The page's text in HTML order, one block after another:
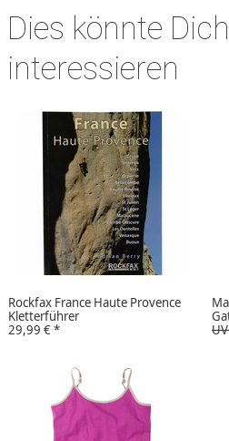
Dies könnte
interessieren
Rockfax France Haute Provence
Kletterführer
29,99 €*